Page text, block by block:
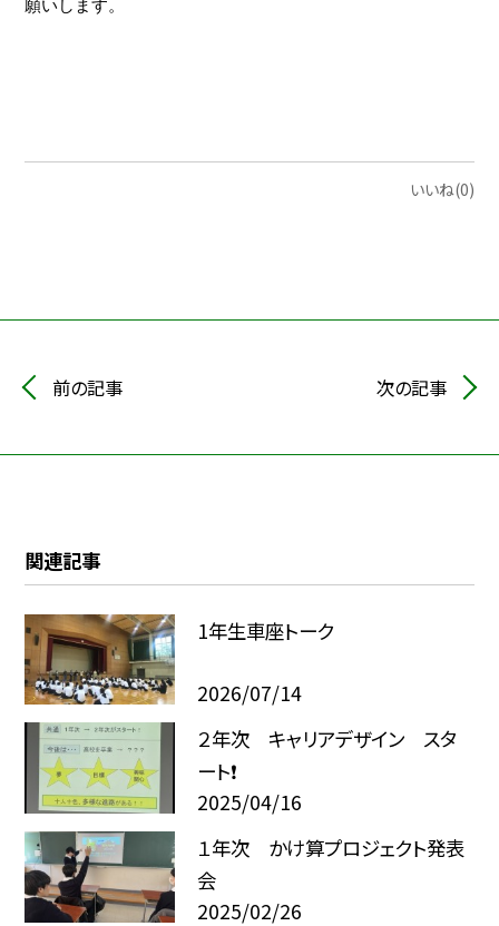
願いします。
いいね(0)
前の記事 次の記事
関連記事
1年生車座トーク
2026/07/14
２年次 キャリアデザイン スタ
ート❗️
2025/04/16
１年次 かけ算プロジェクト発表
会
2025/02/26